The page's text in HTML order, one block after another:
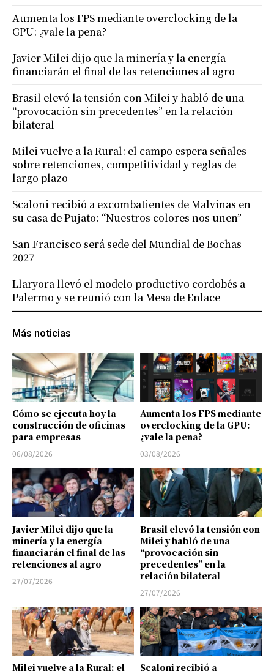
Más noticias
Cómo se ejecuta hoy la
construcción de oficinas
para empresas
06/08/2026
Aumenta los FPS mediante
overclocking de la GPU:
¿vale la pena?
03/08/2026
Javier Milei dijo que la
minería y la energía
financiarán el final de las
retenciones al agro
27/07/2026
Brasil elevó la tensión con
Milei y habló de una
“provocación sin
precedentes” en la
relación bilateral
27/07/2026
Milei vuelve a la Rural: el Scaloni recibió a
Aumenta los FPS mediante overclocking de la
GPU: ¿vale la pena?
Javier Milei dijo que la minería y la energía
financiarán el final de las retenciones al agro
Brasil elevó la tensión con Milei y habló de una
“provocación sin precedentes” en la relación
bilateral
Milei vuelve a la Rural: el campo espera señales
sobre retenciones, competitividad y reglas de
largo plazo
Scaloni recibió a excombatientes de Malvinas en
su casa de Pujato: “Nuestros colores nos unen”
San Francisco será sede del Mundial de Bochas
2027
Llaryora llevó el modelo productivo cordobés a
Palermo y se reunió con la Mesa de Enlace